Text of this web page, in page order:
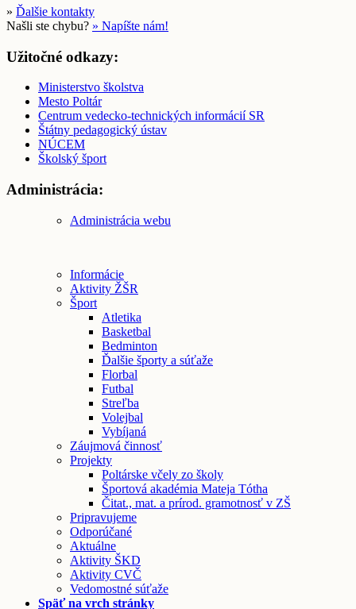
» Ďalšie kontakty
Našli ste chybu? » Napíšte nám!
Užitočné odkazy:
Ministerstvo školstva
Mesto Poltár
Centrum vedecko-technických informácií SR
Štátny pedagogický ústav
NÚCEM
Školský šport
Administrácia:
Administrácia webu
Informácie
Aktivity ŽŠR
Šport
Atletika
Basketbal
Bedminton
Ďalšie športy a súťaže
Florbal
Futbal
Streľba
Volejbal
Vybíjaná
Záujmová činnosť
Projekty
Poltárske včely zo školy
Športová akadémia Mateja Tótha
Čitat., mat. a prírod. gramotnosť v ZŠ
Pripravujeme
Odporúčané
Aktuálne
Aktivity ŠKD
Aktivity CVČ
Vedomostné súťaže
Späť na vrch stránky